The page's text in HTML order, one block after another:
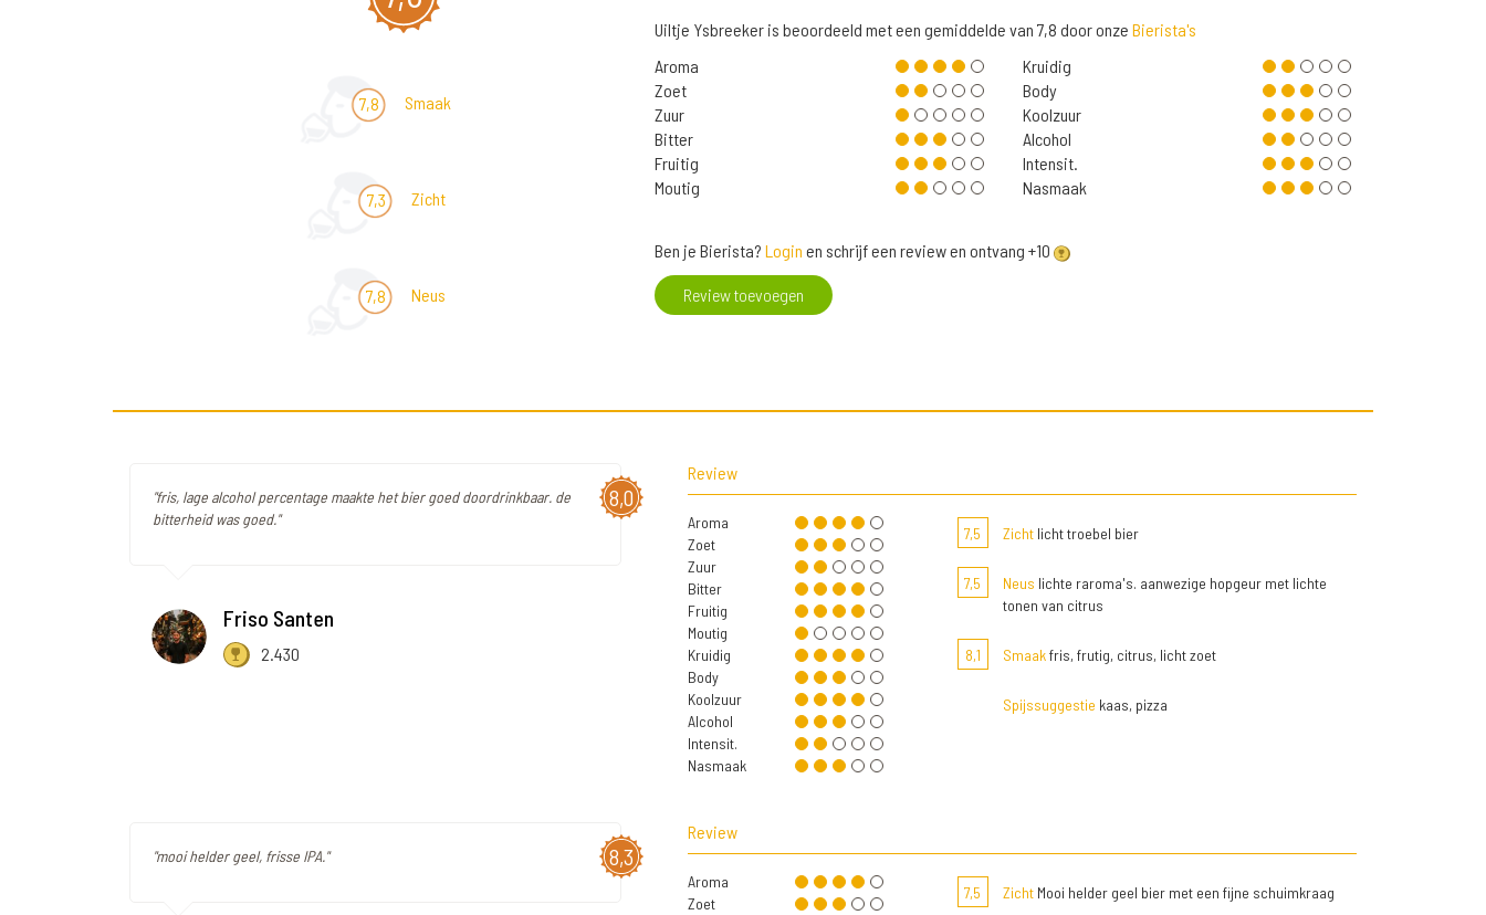
7,8 Smaak
7,3 Zicht
7,8 Neus
Uiltje Ysbreeker is beoordeeld met een gemiddelde van 7,8 door onze Bierista's
Aroma
Zoet
Zuur
Bitter
Fruitig
Moutig
Kruidig
Body
Koolzuur
Alcohol
Intensit.
Nasmaak
Ben je Bierista? Login en schrijf een review en ontvang +10
Review toevoegen
8,0
"fris, lage alcohol percentage maakte het bier goed doordrinkbaar. de
bitterheid was goed."
Friso Santen
2.430
Review
Aroma
Zoet
Zuur
Bitter
Fruitig
Moutig
Kruidig
Body
Koolzuur
Alcohol
Intensit.
Nasmaak
7,5 Zichtlicht troebel bier
7,5 Neus lichte raroma's. aanwezige hopgeur met lichte
tonen van citrus
8,1 Smaakfris, frutig, citrus, licht zoet
Spijssuggestie kaas, pizza
8,3
"mooi helder geel, frisse IPA."
Review
Aroma
Zoet
7,5 ZichtMooi helder geel bier met een fijne schuimkraag